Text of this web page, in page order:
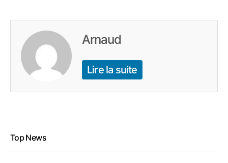
Arnaud
Lire la suite
Top News